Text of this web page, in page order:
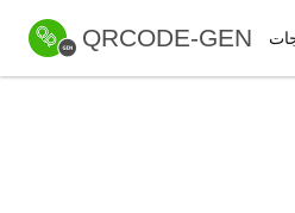
QRCODE-GEN